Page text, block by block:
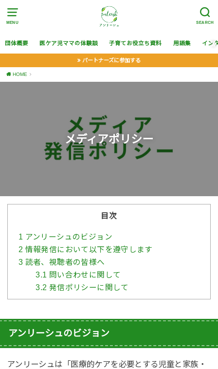
MENU SEARCH
団体概要 医ケア児ママの体験談 子育てお役立ち資料 用語集 イン
パートナーズに参加する
HOME
メディアポリシー
目次
1 アンリーシュのビジョン
2 情報発信において以下を遵守します
3 読者、視聴者の皆様へ
3.1 問い合わせに関して
3.2 発信ポリシーに関して
アンリーシュのビジョン
アンリーシュは「医療的ケアを必要とする児童と家族・